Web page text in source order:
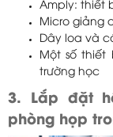
Amply: thiết
Micro giảng
Dây loa và
Một số thiết
trường học
3. Lắp đặt
phòng họp